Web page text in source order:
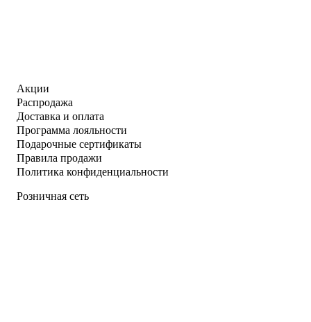
Акции
Распродажа
Доставка и оплата
Программа лояльности
Подарочные сертификаты
Правила продажи
Политика конфиденциальности
Розничная сеть